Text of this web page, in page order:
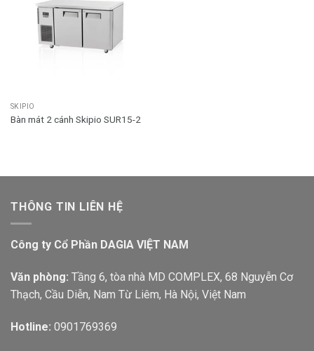
SKIPIO
Bàn mát 2 cánh Skipio SUR15-2
THÔNG TIN LIÊN HỆ
Công ty Cổ Phần DAGIA VIỆT NAM
Văn phòng: Tầng 6, tòa nhà MD COMPLEX, 68 Nguyễn Cơ
Thạch, Cầu Diễn, Nam Từ Liêm, Hà Nội, Việt Nam
Hotline: 0901769369